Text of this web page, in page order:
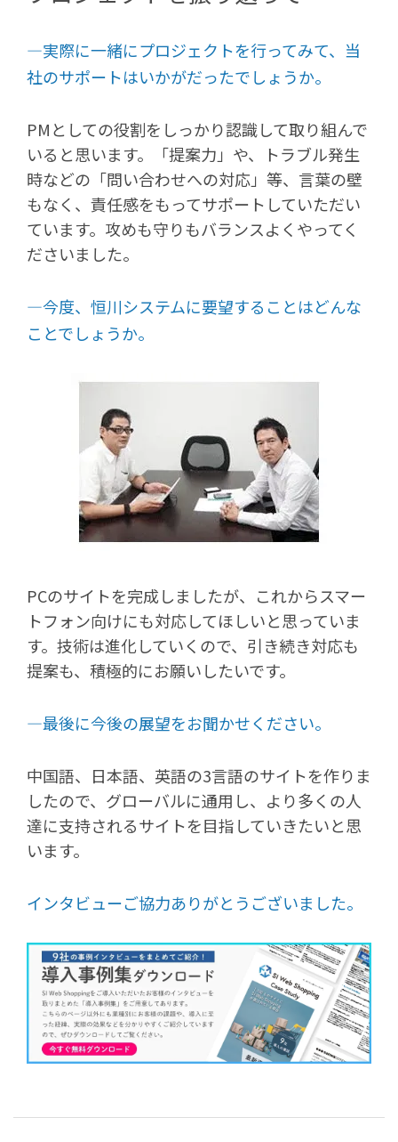
―実際に一緒にプロジェクトを行ってみて、当
社のサポートはいかがだったでしょうか。
PMとしての役割をしっかり認識して取り組んで
いると思います。「提案力」や、トラブル発生
時などの「問い合わせへの対応」等、言葉の壁
もなく、責任感をもってサポートしていただい
ています。攻めも守りもバランスよくやってく
ださいました。
―今度、恒川システムに要望することはどんな
ことでしょうか。
PCのサイトを完成しましたが、これからスマー
トフォン向けにも対応してほしいと思っていま
す。技術は進化していくので、引き続き対応も
提案も、積極的にお願いしたいです。
―最後に今後の展望をお聞かせください。
中国語、日本語、英語の3言語のサイトを作りま
したので、グローバルに通用し、より多くの人
達に支持されるサイトを目指していきたいと思
います。
インタビューご協力ありがとうございました。